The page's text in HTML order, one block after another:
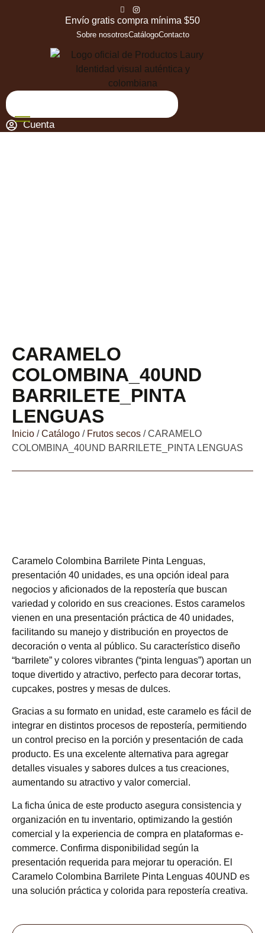
Envío gratis compra mínima $50
Sobre nosotrosCatálogoContacto
Cuenta
CARAMELO
COLOMBINA_40UND
BARRILETE_PINTA
LENGUAS
Inicio /Catálogo / Frutos secos / CARAMELO
COLOMBINA_40UND BARRILETE_PINTA LENGUAS
Caramelo Colombina Barrilete Pinta Lenguas,
presentación 40 unidades, es una opción ideal para
negocios y aficionados de la repostería que buscan
variedad y colorido en sus creaciones. Estos caramelos
vienen en una presentación práctica de 40 unidades,
facilitando su manejo y distribución en proyectos de
decoración o venta al público. Su característico diseño
“barrilete” y colores vibrantes (“pinta lenguas”) aportan un
toque divertido y atractivo, perfecto para decorar tortas,
cupcakes, postres y mesas de dulces.
Gracias a su formato en unidad, este caramelo es fácil de
integrar en distintos procesos de repostería, permitiendo
un control preciso en la porción y presentación de cada
producto. Es una excelente alternativa para agregar
detalles visuales y sabores dulces a tus creaciones,
aumentando su atractivo y valor comercial.
La ficha única de este producto asegura consistencia y
organización en tu inventario, optimizando la gestión
comercial y la experiencia de compra en plataformas e-
commerce. Confirma disponibilidad según la
presentación requerida para mejorar tu operación. El
Caramelo Colombina Barrilete Pinta Lenguas 40UND es
una solución práctica y colorida para repostería creativa.